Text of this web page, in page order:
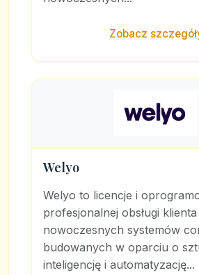
Zobacz
Welyo
Welyo to licencje i
profesjonalnej obsługi
nowoczesnych systemów
budowanych w oparciu o
inteligencję i automatyzację...